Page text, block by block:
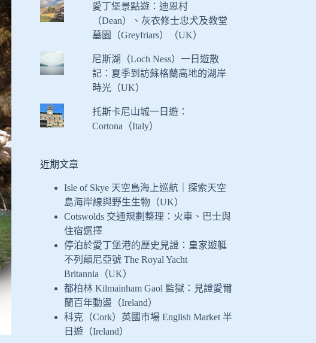
愛丁堡景點遊：迪恩村
（Dean）、灰衣修士忠犬及教堂
墓園（Greyfriars）（UK）
尼斯湖（Loch Ness）一日遊散
記：夏季到訪蘇格蘭高地的湖岸
時光（UK）
托斯卡尼山城一日遊：
Cortona（Italy）
近期文章
Isle of Skye 天空島海上巡航｜探索天空
島海岸線與野生生物（UK）
Cotswolds 交通規劃整理：火車、巴士與
住宿選擇
停泊於愛丁堡港的歷史見證：皇家遊艇
不列顛尼亞號 The Royal Yacht
Britannia（UK）
都柏林 Kilmainham Gaol 監獄：見證愛爾
蘭百年動盪（Ireland）
科克（Cork）英國市場 English Market 半
日遊（Ireland）